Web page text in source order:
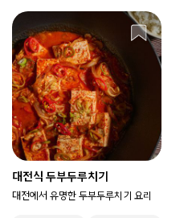
대전식 두부두루치기
대전에서 유명한 두부두루치기 요리